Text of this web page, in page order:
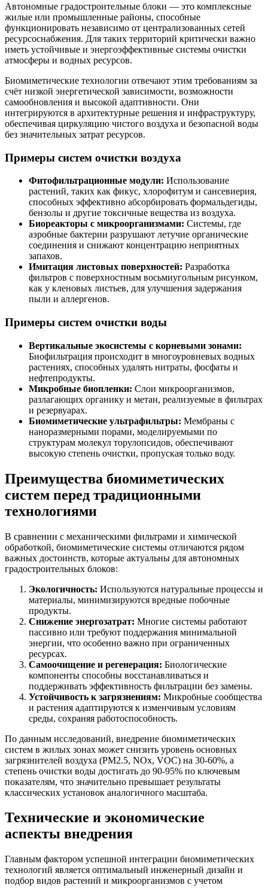
Автономные градостроительные блоки — это комплексные
жилые или промышленные районы, способные
функционировать независимо от централизованных сетей
ресурсоснабжения. Для таких территорий критически важно
иметь устойчивые и энергоэффективные системы очистки
атмосферы и водных ресурсов.
Биомиметические технологии отвечают этим требованиям за
счёт низкой энергетической зависимости, возможности
самообновления и высокой адаптивности. Они
интегрируются в архитектурные решения и инфраструктуру,
обеспечивая циркуляцию чистого воздуха и безопасной воды
без значительных затрат ресурсов.
Примеры систем очистки воздуха
Фитофильтрационные модули: Использование
растений, таких как фикус, хлорофитум и сансевиерия,
способных эффективно абсорбировать формальдегиды,
бензолы и другие токсичные вещества из воздуха.
Биореакторы с микроорганизмами: Системы, где
аэробные бактерии разрушают летучие органические
соединения и снижают концентрацию неприятных
запахов.
Имитация листовых поверхностей: Разработка
фильтров с поверхностным восьмиугольным рисунком,
как у кленовых листьев, для улучшения задержания
пыли и аллергенов.
Примеры систем очистки воды
Вертикальные экосистемы с корневыми зонами:
Биофильтрация происходит в многоуровневых водных
растениях, способных удалять нитраты, фосфаты и
нефтепродукты.
Микробные биопленки: Слои микроорганизмов,
разлагающих органику и метан, реализуемые в фильтрах
и резервуарах.
Биомиметические ультрафильтры: Мембраны с
наноразмерными порами, моделируемыми по
структурам молекул торулопсидов, обеспечивают
высокую степень очистки, пропуская только воду.
Преимущества биомиметических
систем перед традиционными
технологиями
В сравнении с механическими фильтрами и химической
обработкой, биомиметические системы отличаются рядом
важных достоинств, которые актуальны для автономных
градостроительных блоков:
Экологичность: Используются натуральные процессы и
материалы, минимизируются вредные побочные
продукты.
Снижение энергозатрат: Многие системы работают
пассивно или требуют поддержания минимальной
энергии, что особенно важно при ограниченных
ресурсах.
Самоочищение и регенерация: Биологические
компоненты способны восстанавливаться и
поддерживать эффективность фильтрации без замены.
Устойчивость к загрязнениям: Микробные сообщества
и растения адаптируются к изменчивым условиям
среды, сохраняя работоспособность.
По данным исследований, внедрение биомиметических
систем в жилых зонах может снизить уровень основных
загрязнителей воздуха (PM2.5, NOx, VOC) на 30-60%, а
степень очистки воды достигать до 90-95% по ключевым
показателям, что значительно превышает результаты
классических установок аналогичного масштаба.
Технические и экономические
аспекты внедрения
Главным фактором успешной интеграции биомиметических
технологий является оптимальный инженерный дизайн и
подбор видов растений и микроорганизмов с учетом